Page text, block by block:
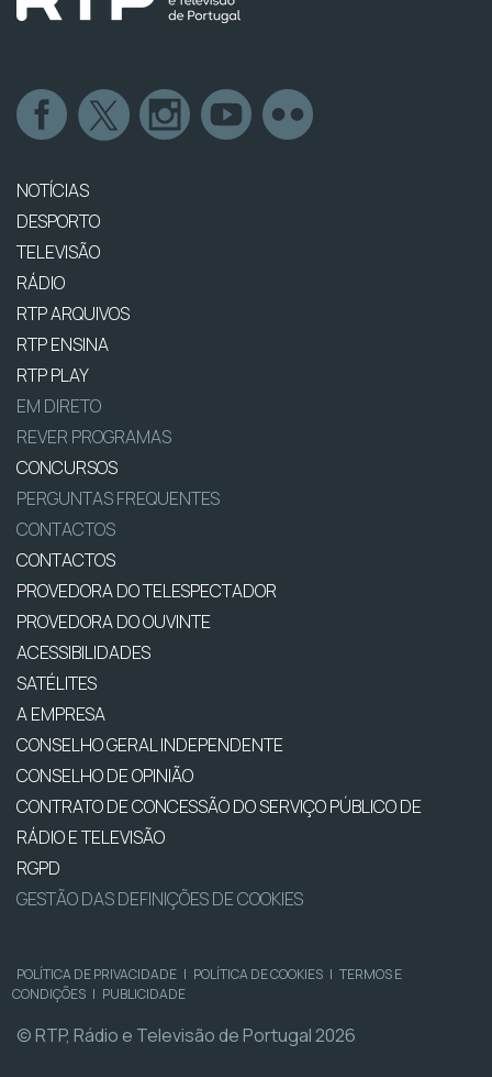
NOTÍCIAS
DESPORTO
TELEVISÃO
RÁDIO
RTP ARQUIVOS
RTP ENSINA
RTP PLAY
EM DIRETO
REVER PROGRAMAS
CONCURSOS
PERGUNTAS FREQUENTES
CONTACTOS
CONTACTOS
PROVEDORA DO TELESPECTADOR
PROVEDORA DO OUVINTE
ACESSIBILIDADES
SATÉLITES
A EMPRESA
CONSELHO GERAL INDEPENDENTE
CONSELHO DE OPINIÃO
CONTRATO DE CONCESSÃO DO SERVIÇO PÚBLICO DE
RÁDIO E TELEVISÃO
RGPD
GESTÃO DAS DEFINIÇÕES DE COOKIES
POLÍTICA DE PRIVACIDADE | POLÍTICA DE COOKIES | TERMOS E
CONDIÇÕES | PUBLICIDADE
© RTP, Rádio e Televisão de Portugal 2026